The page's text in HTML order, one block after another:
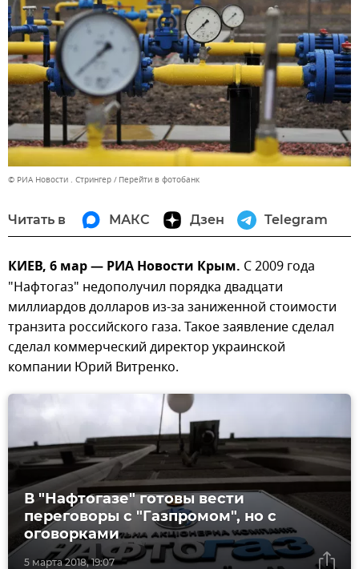
© РИА Новости . Стрингер Перейти в фотобанк
Читать в МАКС Дзен Telegram
КИЕВ, 6 мар — РИА Новости Крым. С 2009 года
"Нафтогаз" недополучил порядка двадцати
миллиардов долларов из-за заниженной стоимости
транзита российского газа. Такое заявление сделал
сделал коммерческий директор украинской
компании Юрий Витренко.
5 марта 2018, 19:07
В "Нафтогазе" готовы вести
переговоры с "Газпромом", но с
оговорками